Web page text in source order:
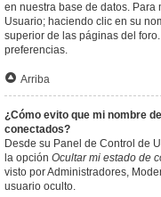
en nuestra base de datos.
Usuario; haciendo clic en su
superior de las páginas del
preferencias.
Arriba
¿Cómo evito que mi nombre
conectados?
Desde su Panel de Control de
la opción Ocultar mi estado de
visto por Administradores,
usuario oculto.